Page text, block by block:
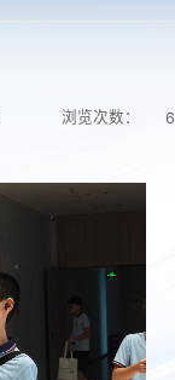
浏览次数：